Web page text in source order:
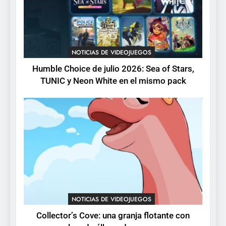
pack
Collector’s Cove: una granja
flotante con alma de álbum
de cromos
NOTICIAS DE VIDEOJUEGOS
Palworld 1.0: fecha,
cambios y todo lo que llega
con el lanzamiento
completo
NOTICIAS DE VIDEOJUEGOS
5
Mistbound: Guild Wars
tendrá su primer CCG digital
para PC y móviles
NOTICIAS DE VIDEOJUEGOS
NOTICIAS DE VIDEOJUEGOS
Humble Choice de julio 2026: Sea of Stars,
TUNIC y Neon White en el mismo pack
NOTICIAS DE VIDEOJUEGOS
Collector’s Cove: una granja flotante con